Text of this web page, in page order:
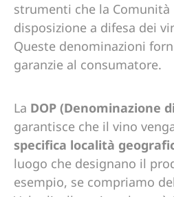
strumenti che la Comunità
disposizione a difesa dei
Queste denominazioni
garanzie al consumatore.
La DOP (Denominazione
garantisce che il vino
specifica località
luogo che designano il
esempio, se compriamo